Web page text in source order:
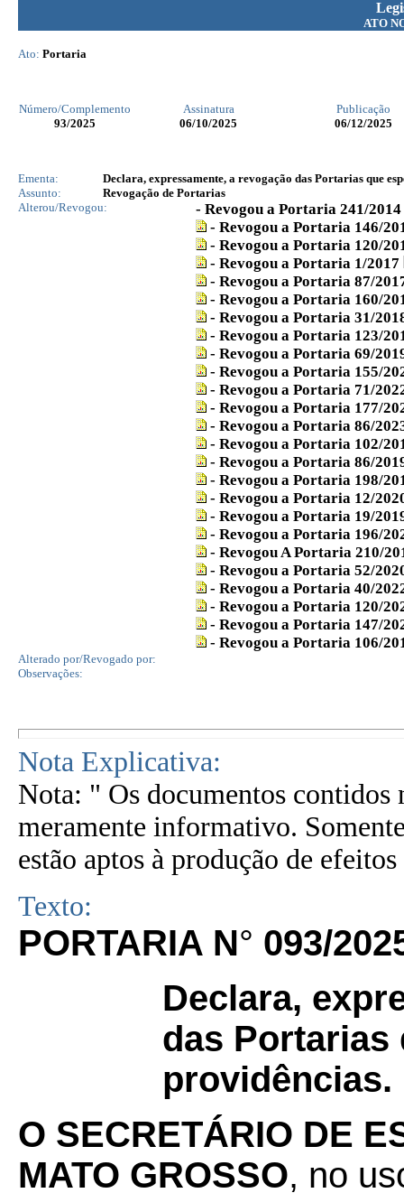
ATO
Ato: Portaria
Número/Complemento Assinatura
Publicação
93/2025 06/10/2025 06/12/2025
Ementa:
Declara, expressamente, a revogação das Portarias que
Assunto:
Revogação de Portarias
Alterou/Revogou:
- Revogou a Portaria 241/2014
- Revogou a Portaria 146/
- Revogou a Portaria 120/
- Revogou a Portaria 1/2017
- Revogou a Portaria 87/
- Revogou a Portaria 160/
- Revogou a Portaria 31/
- Revogou a Portaria 123/
- Revogou a Portaria 69/
- Revogou a Portaria 155/
- Revogou a Portaria 71/
- Revogou a Portaria 177/
- Revogou a Portaria 86/
- Revogou a Portaria 102/
- Revogou a Portaria 86/
- Revogou a Portaria 198/
- Revogou a Portaria 12/
- Revogou a Portaria 19/
- Revogou a Portaria 196/
- Revogou A Portaria 210/
- Revogou a Portaria 52/
- Revogou a Portaria 40/
- Revogou a Portaria 120/
- Revogou a Portaria 147/
- Revogou a Portaria 106/
Alterado por/Revogado por:
Observações:
Nota Explicativa:
Nota: " Os documentos contidos
meramente informativo.
estão aptos à produção de
Texto:
PORTARIA N° 093/
Declara,
das Portarias
providências.
O SECRETÁRIO DE
MATO GROSSO, no